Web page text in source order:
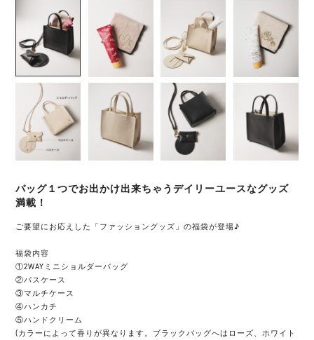
バッグ１つでお出かけ出来ちゃうデイリーユースなグッズ
満載！
ご要望にお応えした 「ファッショングッズ」の福袋が登場♪
福袋内容
①2WAYミニショルダーバッグ
②パスケース
③マルチケース
④ハンカチ
⑤ハンドクリーム
(カラーによって香りが異なります。ブラックバッグへはローズ、ホワイト